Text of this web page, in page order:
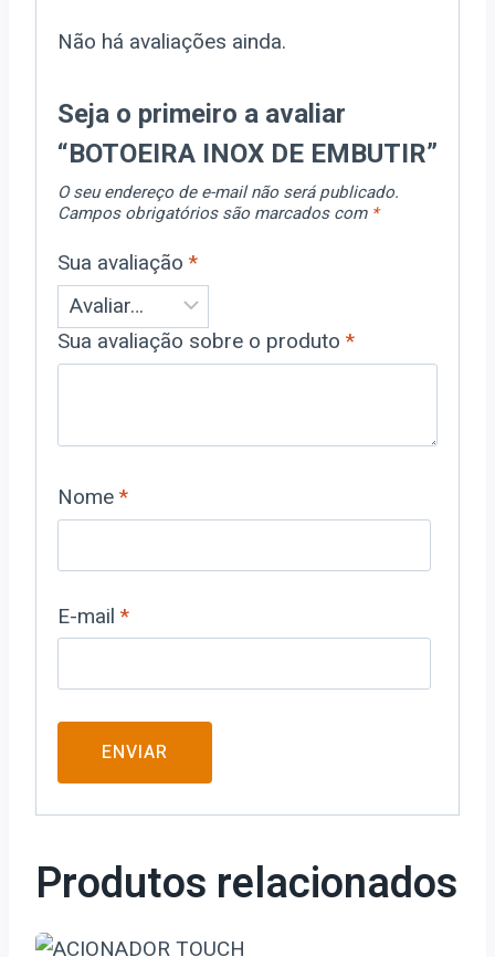
Não há avaliações ainda.
Seja o primeiro a avaliar
“BOTOEIRA INOX DE EMBUTIR”
O seu endereço de e-mail não será publicado.
Campos obrigatórios são marcados com *
Sua avaliação *
Sua avaliação sobre o produto *
Nome *
E-mail *
Produtos relacionados